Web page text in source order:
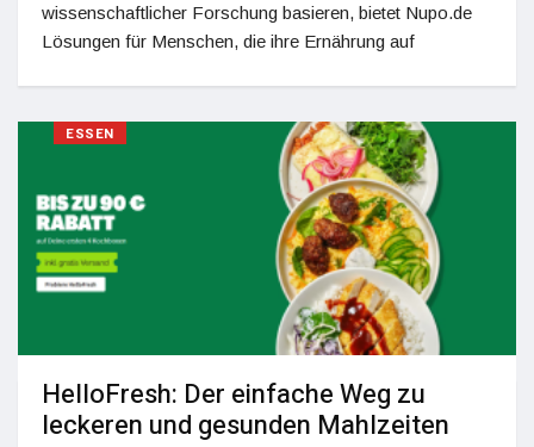
wissenschaftlicher Forschung basieren, bietet Nupo.de
Lösungen für Menschen, die ihre Ernährung auf
ESSEN
HelloFresh: Der einfache Weg zu
leckeren und gesunden Mahlzeiten